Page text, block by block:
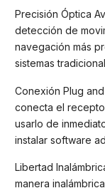
Precisión Óptica
detección de
navegación más
sistemas
Conexión Plug
conecta el
usarlo de
instalar software
Libertad
manera